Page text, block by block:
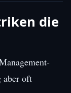
die
aber oft